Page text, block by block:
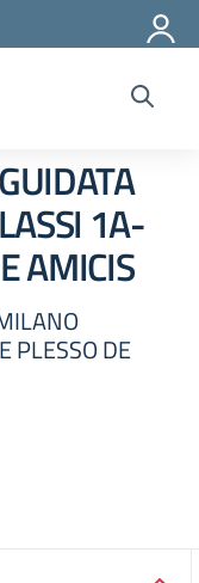
1A-
AMICIS
PLESSO DE